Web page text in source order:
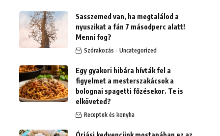
Sasszemed van, ha megtalálod a
nyuszikat a fán 7 másodperc alatt!
Menni fog?
Szórakozás Uncategorized
Egy gyakori hibára hívták fel a
figyelmet a mesterszakácsok a
bolognai spagetti főzésekor. Te is
elköveted?
Receptek és konyha